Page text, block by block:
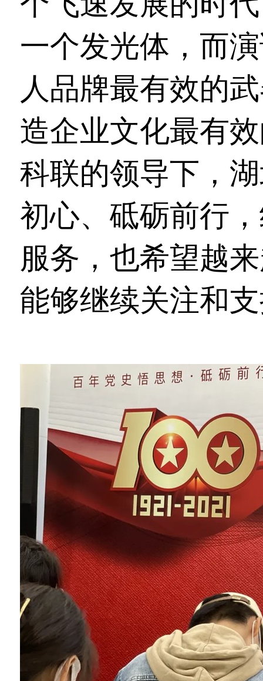
一个发光体，而
人品牌最有效的
造企业文化最有
科联的领导下，
初心、砥砺前行
服务，也希望越
能够继续关注和